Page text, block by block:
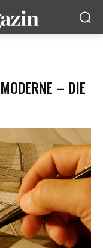
– DIE